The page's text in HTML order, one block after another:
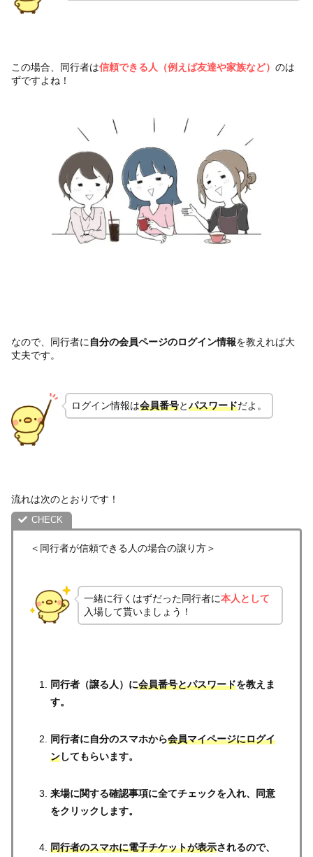
この場合、同行者は信頼できる人（例えば友達や家族など） のは
ずですよね！
なので、同行者に 自分の会員ページのログイン情報を教えれば大
丈夫です。
ログイン情報は会員番号とパスワードだよ。
流れは次のとおりです！
＜同行者が信頼できる人の場合の譲り方＞
一緒に行くはずだった同行者に本人として
入場して貰いましょう！
同行者（譲る人）に会員番号とパスワードを教えま
す。
同行者に自分のスマホから会員マイページにログイ
ンしてもらいます。
来場に関する確認事項に全てチェックを入れ、同意
をクリックします。
同行者のスマホに電子チケットが表示されるので、